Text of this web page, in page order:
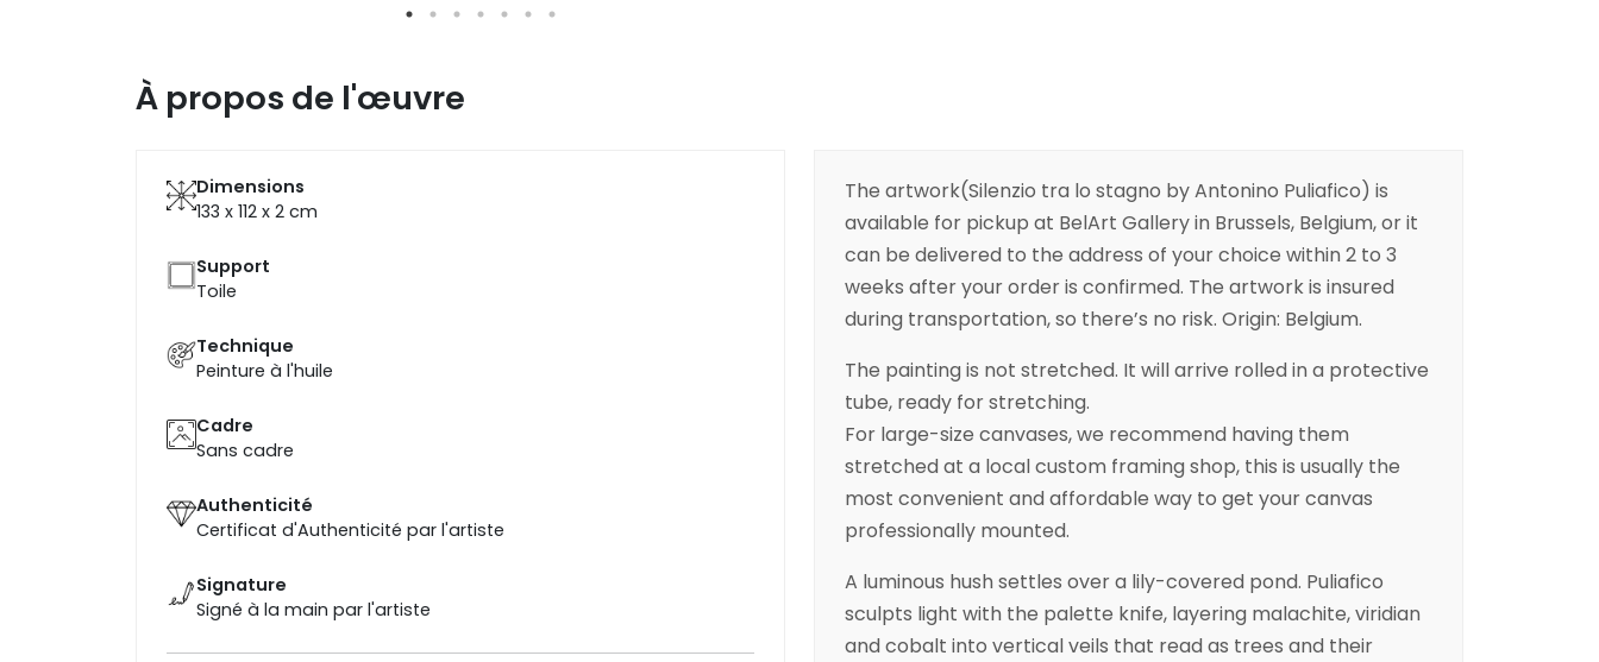
À propos de l'œuvre
Dimensions
133 x 112 x 2 cm
Support
Toile
Technique
Peinture à l'huile
Cadre
Sans cadre
Authenticité
Certificat d'Authenticité par l'artiste
Signature
Signé à la main par l'artiste
The artwork(Silenzio tra lo stagno by Antonino Puliafico) is
available for pickup at BelArt Gallery in Brussels, Belgium, or it
can be delivered to the address of your choice within 2 to 3
weeks after your order is confirmed. The artwork is insured
during transportation, so there’s no risk. Origin: Belgium.
The painting is not stretched. It will arrive rolled in a protective
tube, ready for stretching.
For large-size canvases, we recommend having them
stretched at a local custom framing shop, this is usually the
most convenient and affordable way to get your canvas
professionally mounted.
A luminous hush settles over a lily-covered pond. Puliafico
sculpts light with the palette knife, layering malachite, viridian
and cobalt into vertical veils that read as trees and their